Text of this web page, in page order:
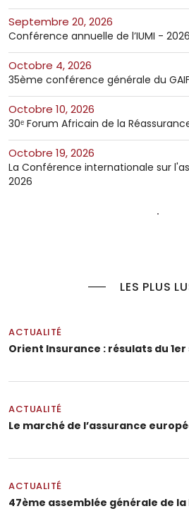
septembre 20, 2026
Conférence annuelle de l’IUMI - 2026
octobre 4, 2026
35ème conférence générale du
octobre 10, 2026
30ᵉ Forum Africain de la
octobre 19, 2026
La Conférence internationale sur
2026
LES PLUS
ACTUALITÉ
Orient Insurance : résulats du
ACTUALITÉ
Le marché de l’assurance
ACTUALITÉ
47ème assemblée générale de la